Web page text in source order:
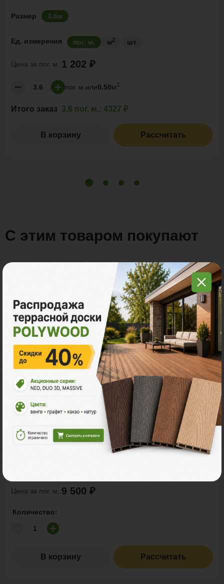
Размер 3,6м
Ед. измерения пог. м. м2 шт
Цена за пог. м.:1 202 ₽
пог. м. или0.50м2
Итого заказ 3.6 пог. м.: 4327 ₽
В корзину Рассчитать
С этим товаром покупают
POLYWOOD™ КЛАССИК
Цена за пог. м.:9 500 ₽
Количество:
В корзину Рассчитать